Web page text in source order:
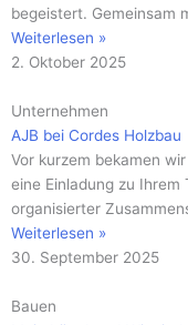
begeistert. Gemeinsam
Weiterlesen »
2. Oktober 2025
Unternehmen
AJB bei Cordes Holzbau
Vor kurzem bekamen
eine Einladung zu
organisierter
Weiterlesen »
30. September 2025
Bauen